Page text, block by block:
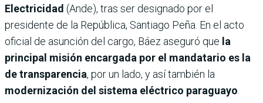
Electricidad (Ande), tras ser designado por el
presidente de la República, Santiago Peña. En el acto
oficial de asunción del cargo, Báez aseguró que la
principal misión encargada por el mandatario es la
de transparencia, por un lado, y así también la
modernización del sistema eléctrico paraguayo